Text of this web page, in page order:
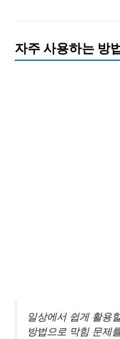
자주 사용하는 방
일상에서 쉽게 활용
방법으로 막힘 문제